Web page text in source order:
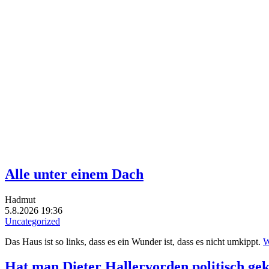
Alle unter einem Dach
Hadmut
5.8.2026 19:36
Uncategorized
Das Haus ist so links, dass es ein Wunder ist, dass es nicht umkippt.